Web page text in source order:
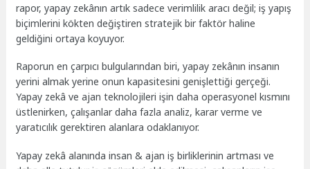
rapor, yapay zekânın artık sadece verimlilik aracı değil; iş yapış
biçimlerini kökten değiştiren stratejik bir faktör haline
geldiğini ortaya koyuyor.
Raporun en çarpıcı bulgularından biri, yapay zekânın insanın
yerini almak yerine onun kapasitesini genişlettiği gerçeği.
Yapay zekâ ve ajan teknolojileri işin daha operasyonel kısmını
üstlenirken, çalışanlar daha fazla analiz, karar verme ve
yaratıcılık gerektiren alanlara odaklanıyor.
Yapay zekâ alanında insan & ajan iş birliklerinin artması ve